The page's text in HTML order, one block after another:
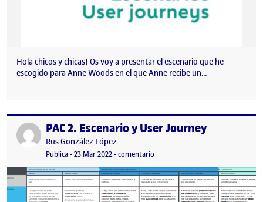
Hola chicos y chicas! Os voy a presentar el escenario que he
escogido para Anne Woods en el que Anne recibe un…
Publicado porPAC 2. Escenario y User Journey
Publicado por
Rus González López
Visibilidad:
Pública-Fecha de publicación
23 Mar 20225 abril, 2022 11:02 pm
-comentario